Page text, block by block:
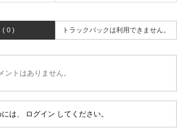
( 0 ) トラックバックは利用できません。
ントはありません。
は、 ログイン してください。